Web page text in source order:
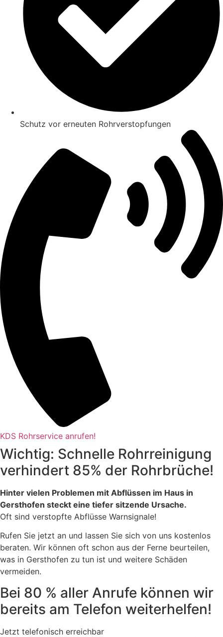
Schutz vor erneuten Rohrverstopfungen
KDS Rohrservice anrufen!
Wichtig: Schnelle Rohrreinigung
verhindert 85% der Rohrbrüche!
Hinter vielen Problemen mit Abflüssen im Haus in
Gersthofen steckt eine tiefer sitzende Ursache.
Oft sind verstopfte Abflüsse Warnsignale!
Rufen Sie jetzt an und lassen Sie sich von uns kostenlos
beraten. Wir können oft schon aus der Ferne beurteilen,
was in Gersthofen zu tun ist und weitere Schäden
vermeiden.
Bei 80 % aller Anrufe können wir
bereits am Telefon weiterhelfen!
Jetzt telefonisch erreichbar